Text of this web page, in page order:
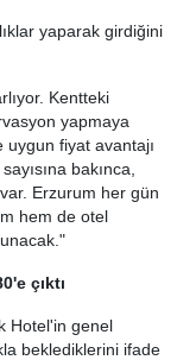
yaparak girdiğini
Kentteki
yapmaya
uygun fiyat avantajı
bakınca,
Erzurum her gün
hem de otel
çıktı
Hotel'in genel
beklediklerini ifade